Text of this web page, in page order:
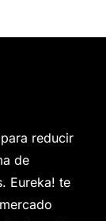
reducir
de
Eureka! te